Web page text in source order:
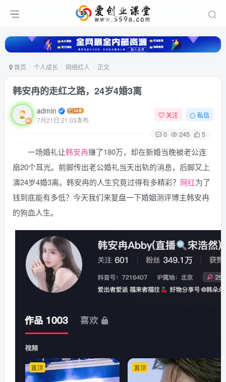
首页 个人成长 网络红人 正文
韩安冉的走红之路，24岁4婚3离
admin
7月21日 21:03发布
关注 私信
0 245 5
一场婚礼让韩安冉赚了180万，却在新婚当晚被老公连
扇20个耳光。前脚传出老公婚礼当天出轨的消息，后脚又上
演24岁4婚3离。韩安冉的人生究竟过得有多精彩？ 网红为了
钱到底能有多低？今天我们来复盘一下婚姻测评博主韩安冉
的狗血人生。